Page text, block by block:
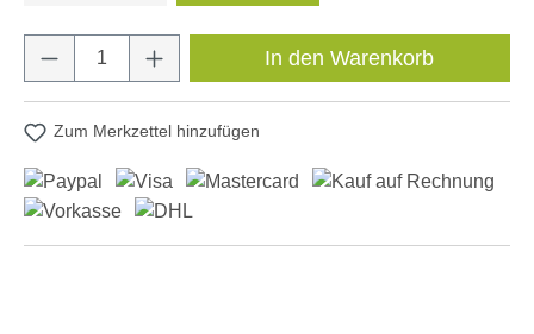
Produkt Anzahl: Gib den gewünschten
In den Warenkorb
Zum Merkzettel hinzufügen